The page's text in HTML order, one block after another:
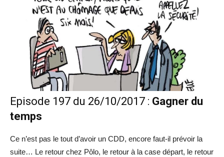
Episode 197 du 26/10/2017 : Gagner du
temps
Ce n’est pas le tout d’avoir un CDD, encore faut-il prévoir la
suite… Le retour chez Pôlo, le retour à la case départ, le retour